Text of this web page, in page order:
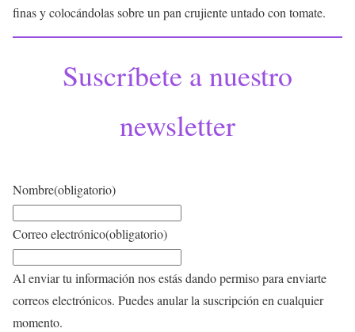
finas y colocándolas sobre un pan crujiente untado con tomate.
Suscríbete a nuestro
newsletter
Nombre(obligatorio)
Correo electrónico(obligatorio)
Al enviar tu información nos estás dando permiso para enviarte
correos electrónicos. Puedes anular la suscripción en cualquier
momento.